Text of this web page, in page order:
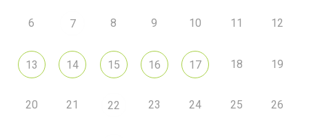
6 7 8 9 10 11 12
13 14 15 16 17 18 19
20 21 22 23 24 25 26